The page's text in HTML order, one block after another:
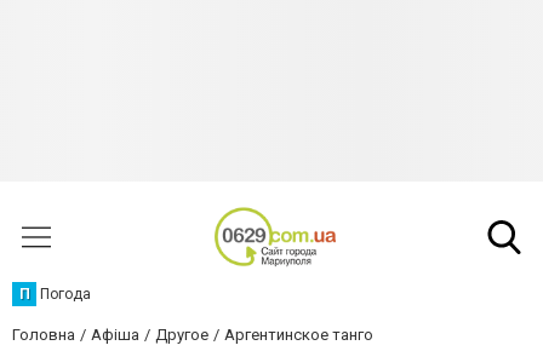
П Погода
Головна Афіша Другое Аргентинское танго